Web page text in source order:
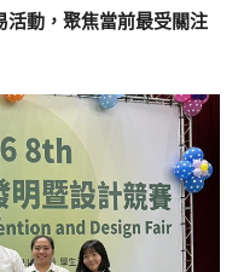
活動，聚焦當前最受關注